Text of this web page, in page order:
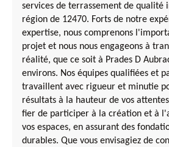
services de terrassement de qualité
région de 12470. Forts de notre
expertise, nous comprenons
projet et nous nous engageons à
réalité, que ce soit à Prades D
environs. Nos équipes qualifiées et
travaillent avec rigueur et minutie
résultats à la hauteur de vos
fier de participer à la création et à
vos espaces, en assurant des
durables. Que vous envisagiez de